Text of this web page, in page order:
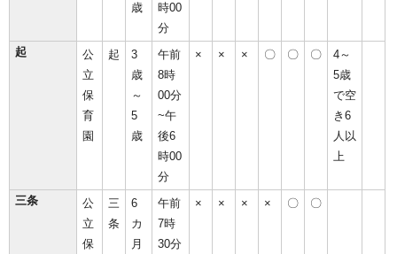
歳
時00
分
起
公
立
保
育
園
起
3
歳
～
5
歳
午前
8時
00分
~午
後6
時00
分
× × × 〇 〇 〇
4～
5歳
で空
き6
人以
上
三条
公
立
保
三
条
6
カ
月
午前
7時
30分
× × × × 〇 〇